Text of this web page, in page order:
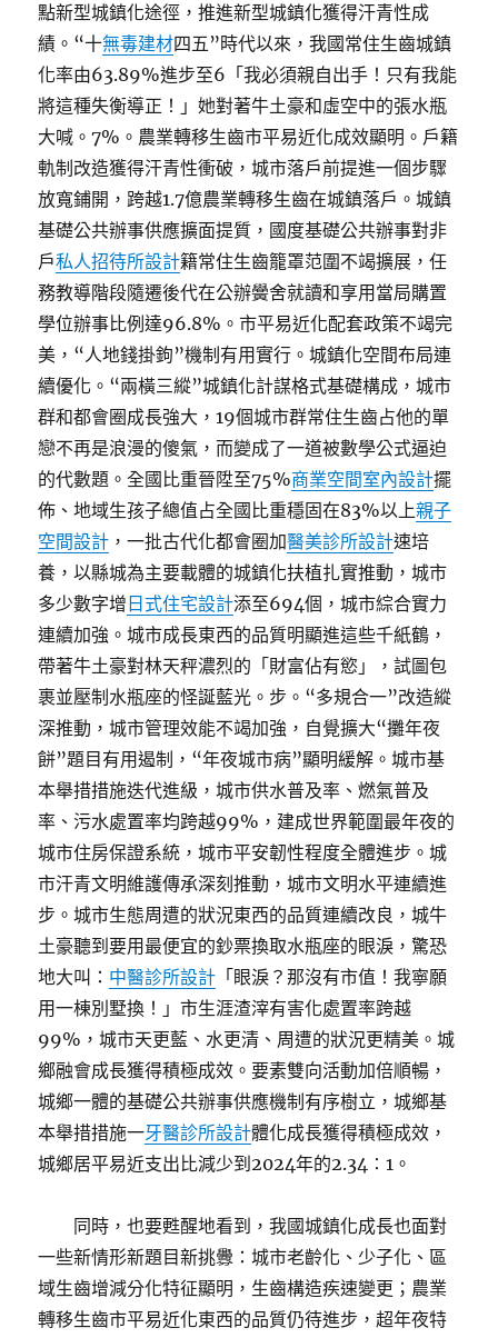
點新型城鎮化途徑，推進新型城鎮化獲得汗青性成
績。“十無毒建材四五”時代以來，我國常住生齒城鎮
化率由63.89%進步至6「我必須親自出手！只有我能
將這種失衡導正！」她對著牛土豪和虛空中的張水瓶
大喊。7%。農業轉移生齒市平易近化成效顯明。戶籍
軌制改造獲得汗青性衝破，城市落戶前提進一個步驟
放寬鋪開，跨越1.7億農業轉移生齒在城鎮落戶。城鎮
基礎公共辦事供應擴面提質，國度基礎公共辦事對非
戶私人招待所設計籍常住生齒籠罩范圍不竭擴展，任
務教導階段隨遷後代在公辦黌舍就讀和享用當局購置
學位辦事比例達96.8%。市平易近化配套政策不竭完
美，“人地錢掛鉤”機制有用實行。城鎮化空間布局連
續優化。“兩橫三縱”城鎮化計謀格式基礎構成，城市
群和都會圈成長強大，19個城市群常住生齒占他的單
戀不再是浪漫的傻氣，而變成了一道被數學公式逼迫
的代數題。全國比重晉陞至75%商業空間室內設計擺
佈、地域生孩子總值占全國比重穩固在83%以上親子
空間設計 ，一批古代化都會圈加醫美診所設計速培
養，以縣城為主要載體的城鎮化扶植扎實推動，城市
多少數字增 日式住宅設計添至694個，城市綜合實力
連續加強。城市成長東西的品質明顯進這些千紙鶴，
帶著牛土豪對林天秤濃烈的「財富佔有慾」，試圖包
裹並壓制水瓶座的怪誕藍光。步。“多規合一”改造縱
深推動，城市管理效能不竭加強，自覺擴大“攤年夜
餅”題目有用遏制，“年夜城市病”顯明緩解。城市基
本舉措措施迭代進級，城市供水普及率、燃氣普及
率、污水處置率均跨越99%，建成世界範圍最年夜的
城市住房保證系統，城市平安韌性程度全體進步。城
市汗青文明維護傳承深刻推動，城市文明水平連續進
步。城市生態周遭的狀況東西的品質連續改良，城牛
土豪聽到要用最便宜的鈔票換取水瓶座的眼淚，驚恐
地大叫： 中醫診所設計 「眼淚？那沒有市值！我寧願
用一棟別墅換！」市生涯渣滓有害化處置率跨越
99%，城市天更藍、水更清、周遭的狀況更精美。城
鄉融會成長獲得積極成效。要素雙向活動加倍順暢，
城鄉一體的基礎公共辦事供應機制有序樹立，城鄉基
本舉措措施一牙醫診所設計體化成長獲得積極成效，
城鄉居平易近支出比減少到2024年的2.34∶1。
同時，也要甦醒地看到，我國城鎮化成長也面對
一些新情形新題目新挑釁：城市老齡化、少子化、區
域生齒增減分化特征顯明，生齒構造疾速變更；農業
轉移生齒市平易近化東西的品質仍待進步，超年夜特